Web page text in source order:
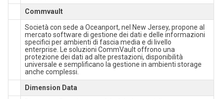
Commvault
Società con sede a Oceanport, nel New Jersey, propone al
mercato software di gestione dei dati e delle informazioni
specifici per ambienti di fascia media e di livello
enterprise. Le soluzioni CommVault offrono una
protezione dei dati ad alte prestazioni, disponibilità
universale e semplificano la gestione in ambienti storage
anche complessi.
Dimension Data